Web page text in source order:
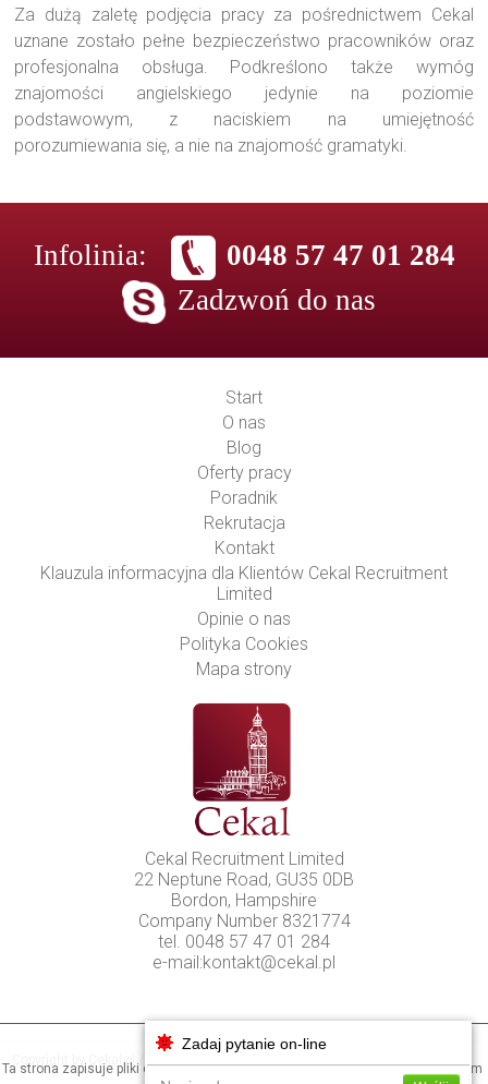
Za dużą zaletę podjęcia pracy za pośrednictwem Cekal
uznane zostało pełne bezpieczeństwo pracowników oraz
profesjonalna obsługa. Podkreślono także wymóg
znajomości angielskiego jedynie na poziomie
podstawowym, z naciskiem na umiejętność
porozumiewania się, a nie na znajomość gramatyki.
Infolinia:
0048 57 47 01 284
Zadzwoń do nas
Start
O nas
Blog
Oferty pracy
Poradnik
Rekrutacja
Kontakt
Klauzula informacyjna dla Klientów Cekal Recruitment
Limited
Opinie o nas
Polityka Cookies
Mapa strony
Cekal Recruitment Limited
22 Neptune Road, GU35 0DB
Bordon, Hampshire
Company Number 8321774
tel. 0048 57 47 01 284
e-mail:kontakt@cekal.pl
Copyright by Cekal.pl / All rights reserved © 2026
Cookies
Ta strona zapisuje pliki cookies na Twoim urządzeniu. Dowiedz się więcej o tym
Zadaj pytanie on-line